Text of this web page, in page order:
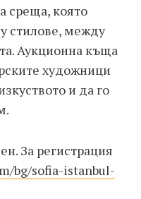
среща, която
стилове, между
Аукционна къща
художници
и да го
За регистрация
bg/sofia-istanbul-